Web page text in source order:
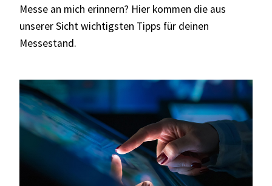
Messe an mich erinnern? Hier kommen die aus
unserer Sicht wichtigsten Tipps für deinen
Messestand.